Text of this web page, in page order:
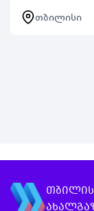
Georgia
თბილისი